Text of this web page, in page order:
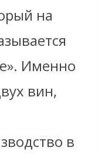
на
Именно
вин,
в